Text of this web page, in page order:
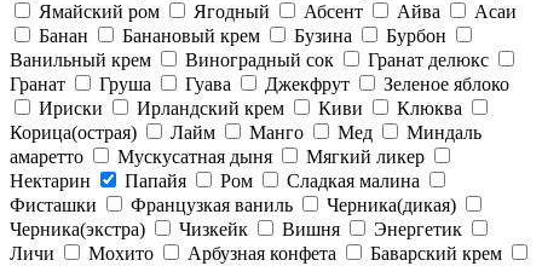
Ямайский ром
Ягодный Абсент Айва
Асаи
Банан
Банановый крем Бузина
Бурбон
Ванильный крем
Виноградный сок
Гранат делюкс
Гранат
Груша Гуава Джекфрут
Зеленое яблоко
Ириски
Ирландский крем Киви
Клюква
Корица(острая)
Лайм Манго Мед
Миндаль
амаретто
Мускусатная дыня
Мягкий ликер
Нектарин
Папайя Ром
Сладкая малина
Фисташки
Французкая ваниль
Черника(дикая)
Черника(экстра)
Чизкейк Вишня
Энергетик
Личи
Мохито Арбузная конфета
Баварский крем